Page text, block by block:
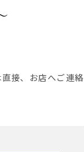
接、お店へご連絡